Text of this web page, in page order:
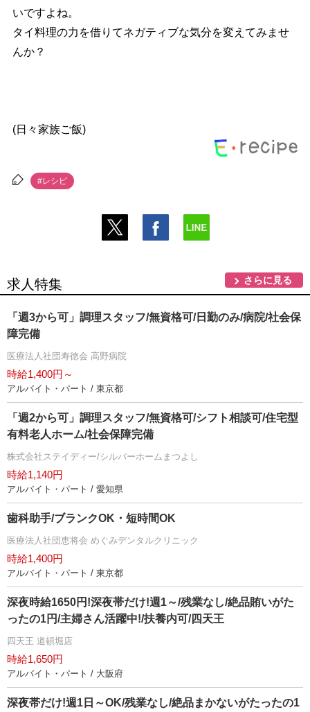
いですよね。
タイ料理の力を借りてネガティブな気分を変えてみませ
んか？
(日々家族ご飯)
#レシピ
求人特集 さらに見る
「週3から可」調理スタッフ/無資格可/日勤のみ/病院/社会保
障完備
医療法人社団寿徳会 高野病院
時給1,400円～
アルバイト・パート / 東京都
「週2から可」調理スタッフ/無資格可/シフト相談可/住宅型
有料老人ホーム/社会保障完備
株式会社ステイディー/シルバーホームまつよし
時給1,140円
アルバイト・パート / 愛知県
歯科助手/ブランクOK・短時間OK
医療法人社団恵将会 めぐみデンタルクリニック
時給1,400円
アルバイト・パート / 東京都
深夜時給1650円!深夜帯だけ!週1～/残業なし/絶品賄いがた
ったの1円/主婦さん活躍中!/扶養内可/四天王
四天王 道頓堀店
時給1,650円
アルバイト・パート / 大阪府
深夜帯だけ!週1日～OK/残業なし/絶品まかないがたったの1